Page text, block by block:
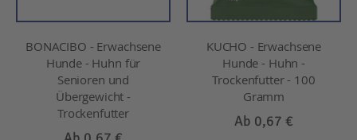
BONACIBO - Erwachsene
Hunde - Huhn für
Senioren und
Übergewicht -
Trockenfutter
KUCHO - Erwachsene
Hunde - Huhn -
Trockenfutter - 100
Gramm
Ab 0,67 €